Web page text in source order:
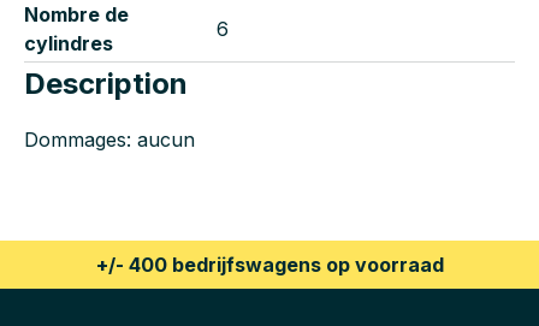
Nombre de
cylindres
6
Description
Dommages: aucun
+/- 400 bedrijfswagens op voorraad